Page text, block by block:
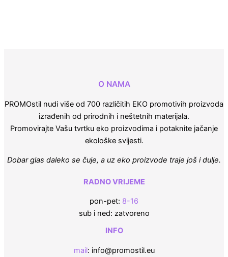
O NAMA
PROMOstil nudi više od 700 različitih EKO promotivih proizvoda
izrađenih od prirodnih i neštetnih materijala.
Promovirajte Vašu tvrtku eko proizvodima i potaknite jačanje
ekološke svijesti.
Dobar glas daleko se čuje, a uz eko proizvode traje još i dulje.
RADNO VRIJEME
pon-pet: 8-16
sub i ned: zatvoreno
INFO
mail: info@promostil.eu